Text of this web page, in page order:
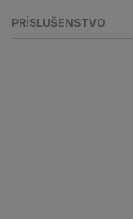
PRÍSLUŠENSTVO